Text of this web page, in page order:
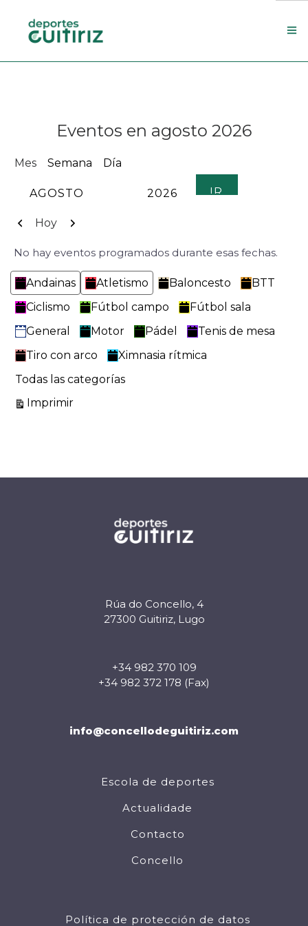
Contacto
Search Site
Eventos en agosto 2026
Mes Semana Día
MES
AÑO
Anterior
Hoy Siguiente
No hay eventos programados durante esas fechas.
Categorías
Andainas Atletismo Baloncesto
BTT
Ciclismo
Fútbol campo
Fútbol sala
General
Motor Pádel
Tenis de mesa
Tiro con arco
Ximnasia rítmica
Todas las categorías
ImprimirVistas
Rúa do Concello, 4
27300 Guitiriz, Lugo
+34 982 370 109
+34 982 372 178 (Fax)
info@concellodeguitiriz.com
Escola de deportes
Actualidade
Contacto
Concello
Política de protección de datos